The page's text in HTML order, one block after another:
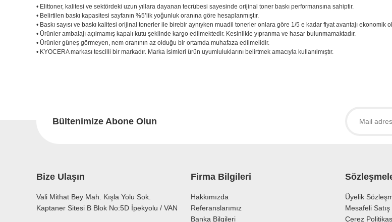
• Elittoner, kalitesi ve sektördeki uzun yıllara dayanan tecrübesi sayesinde orijinal toner baskı performansına sahiptir.
• Belirtilen baskı kapasitesi sayfanın %5’lik yoğunluk oranına göre hesaplanmıştır.
• Baskı sayısı ve baskı kalitesi orijinal tonerler ile birebir aynıyken muadil tonerler onlara göre 1/5 e kadar fiyat avantajı ekonomik
• Ürünler ambalajı açılmamış kapalı kutu şeklinde kargo edilmektedir. Kesinlikle yıpranma ve hasar bulunmamaktadır.
• Ürünler güneş görmeyen, nem oranının az olduğu bir ortamda muhafaza edilmelidir.
• KYOCERA markası tescilli bir markadır. Marka isimleri ürün uyumluluklarını belirtmek amacıyla kullanılmıştır.
Bültenimize Abone Olun
Bize Ulaşın
Vali Mithat Bey Mah. Kışla Yolu Sok.
Kaptaner Sitesi B Blok No:5D İpekyolu / VAN
Firma Bilgileri
Hakkımızda
Referanslarımız
Banka Bilgileri
Üyelik
Mesafeli
Çerez